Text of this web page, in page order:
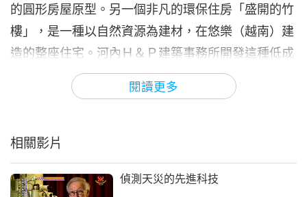
閱讀更多
的圓形房屋原型。另一個非凡的環保住房「盛開的竹
樓」，是一種以自然資源為建材，在悠樂（越南）建
造的整座住宅。河內Ｈ＆Ｐ建築事務所開發這種低成
本環保的建築系統，抵禦每年颱風和洪災破壞該國有
形財產。以貨櫃建造生態屋的理念，第一個例子是在
小屋。為達到永續目標，從小棚頂收集雨水，然後儲
存到地下水箱中。下個例子是巴西建築師，瑪麗利
亞‧佩萊格里尼創建的「貨櫃屋」。二○一九年在美國
相關影片
偵測天災的先進科技